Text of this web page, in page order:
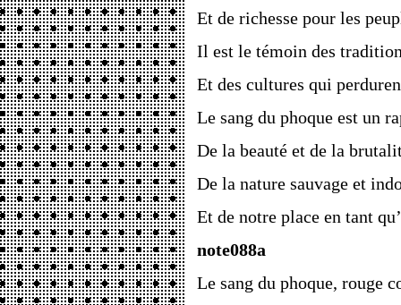
Et de richesse pour les
Il est le témoin des
Et des cultures qui
Le sang du phoque est un
De la beauté et de la
De la nature sauvage et
Et de notre place en tant
note088a
Le sang du phoque, rouge